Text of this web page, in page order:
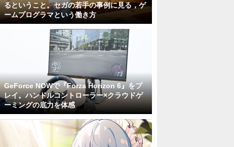
るということ。セガの若手の事例に見る，ゲ
ームプログラマという働き方
GeForce NOWで『Forza Horizon 6』をプ
レイ。ハンドルコントローラー×クラウドゲ
ーミングの底力を体感